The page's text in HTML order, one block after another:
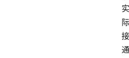
实
际
接
通